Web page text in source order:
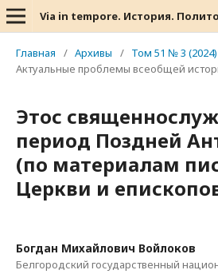
Via in tempore. История.
Главная / Архивы / Том 51 № 3 (2024)
Актуальные проблемы всеобщей
Этос
период Поздней
(по материалам
Церкви и
Богдан Михайлович Войлоков
Белгородский государственный